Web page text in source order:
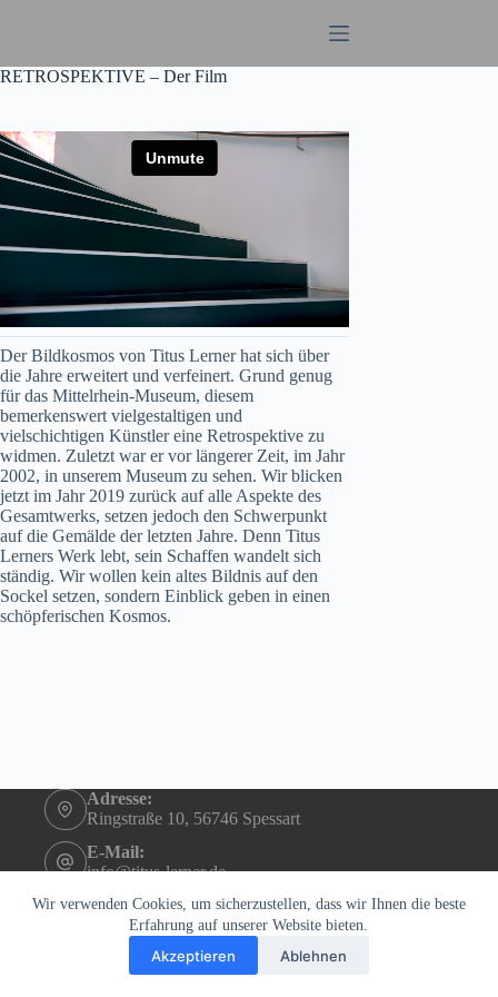
Wir verwenden Cookies, um sicherzustellen, dass wir Ihnen die beste
Erfahrung auf unserer Website bieten.
Akzeptieren Ablehnen
RETROSPEKTIVE – Der Film
Der Bildkosmos von Titus Lerner hat sich über
die Jahre erweitert und verfeinert. Grund genug
für das Mittelrhein-Museum, diesem
bemerkenswert vielgestaltigen und
vielschichtigen Künstler eine Retrospektive zu
widmen. Zuletzt war er vor längerer Zeit, im Jahr
2002, in unserem Museum zu sehen. Wir blicken
jetzt im Jahr 2019 zurück auf alle Aspekte des
Gesamtwerks, setzen jedoch den Schwerpunkt
auf die Gemälde der letzten Jahre. Denn Titus
Lerners Werk lebt, sein Schaffen wandelt sich
ständig. Wir wollen kein altes Bildnis auf den
Sockel setzen, sondern Einblick geben in einen
schöpferischen Kosmos.
Adresse:
Ringstraße 10, 56746 Spessart
E-Mail:
info@titus-lerner.de
Telefon:
+49 (0)2655 4290